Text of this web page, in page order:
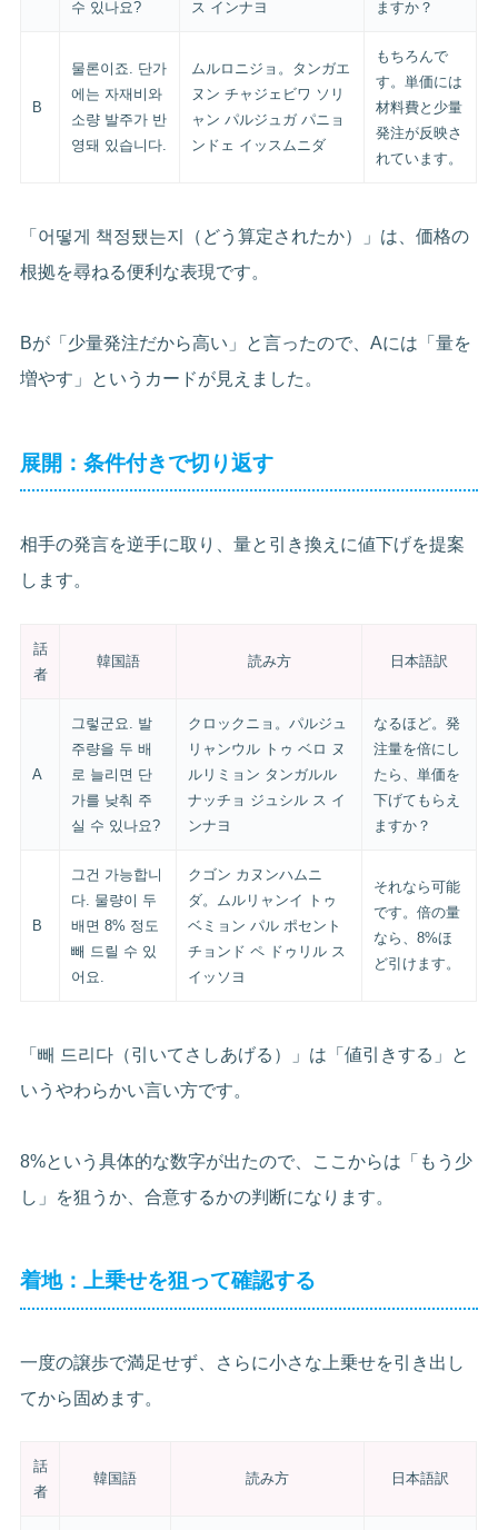
수 있나요? ス インナヨ ますか？
B
물론이죠. 단가
에는 자재비와
소량 발주가 반
영돼 있습니다.
ムルロニジョ。タンガエ
ヌン チャジェビワ ソリ
ャン パルジュガ パニョ
ンドェ イッスムニダ
もちろんで
す。単価には
材料費と少量
発注が反映さ
れています。
「어떻게 책정됐는지（どう算定されたか）」は、価格の
根拠を尋ねる便利な表現です。
Bが「少量発注だから高い」と言ったので、Aには「量を
増やす」というカードが見えました。
展開：条件付きで切り返す
相手の発言を逆手に取り、量と引き換えに値下げを提案
します。
話
者
韓国語 読み方 日本語訳
A
그렇군요. 발
주량을 두 배
로 늘리면 단
가를 낮춰 주
실 수 있나요?
クロックニョ。パルジュ
リャンウル トゥ ベロ ヌ
ルリミョン タンガルル
ナッチョ ジュシル ス イ
ンナヨ
なるほど。発
注量を倍にし
たら、単価を
下げてもらえ
ますか？
B
그건 가능합니
다. 물량이 두
배면 8% 정도
빼 드릴 수 있
어요.
クゴン カヌンハムニ
ダ。ムルリャンイ トゥ
ベミョン パル ポセント
チョンド ペ ドゥリル ス
イッソヨ
それなら可能
です。倍の量
なら、8%ほ
ど引けます。
「빼 드리다（引いてさしあげる）」は「値引きする」と
いうやわらかい言い方です。
8%という具体的な数字が出たので、ここからは「もう少
し」を狙うか、合意するかの判断になります。
着地：上乗せを狙って確認する
一度の譲歩で満足せず、さらに小さな上乗せを引き出し
てから固めます。
話
者
韓国語 読み方 日本語訳